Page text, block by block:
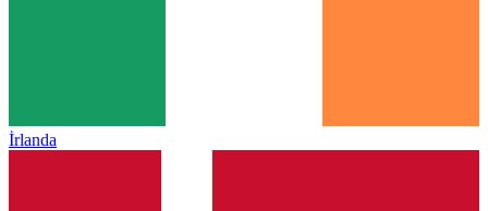
İrlanda